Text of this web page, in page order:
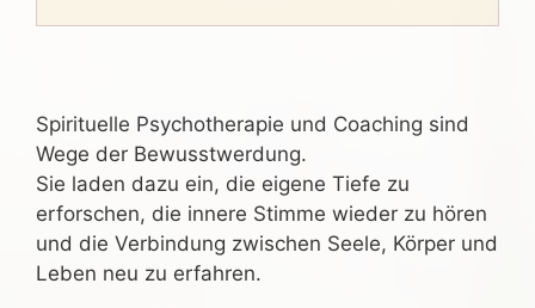
Spirituelle Psychotherapie und Coaching sind
Wege der Bewusstwerdung.
Sie laden dazu ein, die eigene Tiefe zu
erforschen, die innere Stimme wieder zu hören
und die Verbindung zwischen Seele, Körper und
Leben neu zu erfahren.